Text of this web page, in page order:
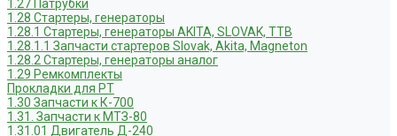
1.27 Патрубки
1.28 Стартеры, генераторы
1.28.1 Стартеры, генераторы AKITA, SLOVAK, ТТВ
1.28.1.1 Запчасти стартеров Slovak, Akita, Magneton
1.28.2 Стартеры, генераторы аналог
1.29 Ремкомплекты
Прокладки для РТ
1.30 Запчасти к К-700
1.31. Запчасти к МТЗ-80
1.31.01 Двигатель Д-240